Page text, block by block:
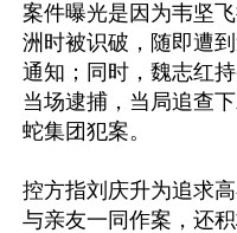
案件曝光是因为韦坚
洲时被识破，随即遭
通知；同时，魏志红
当场逮捕，当局追查
蛇集团犯案。
控方指刘庆升为追求
与亲友一同作案，还